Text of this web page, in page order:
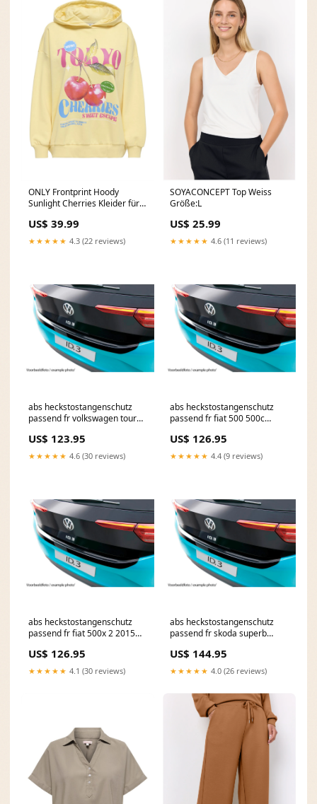
ONLY Frontprint Hoody
Sunlight Cherries Kleider für
US$ 39.99
★★★★★ 4.3 (22 reviews)
SOYACONCEPT Top Weiss
Größe:L
US$ 25.99
★★★★★ 4.6 (11 reviews)
abs heckstostangenschutz
passend fr volkswagen touran
KT135558KT
US$ 123.95
★★★★★ 4.6 (30 reviews)
abs heckstostangenschutz
passend fr fiat 500 500c
glnzend ribbed KT16029KT
US$ 126.95
★★★★★ 4.4 (9 reviews)
abs heckstostangenschutz
passend fr fiat 500x 2 2015
Titel:Default Title
US$ 126.95
★★★★★ 4.1 (30 reviews)
abs heckstostangenschutz
passend fr skoda superb
glnzend Titel:Default Title
US$ 144.95
★★★★★ 4.0 (26 reviews)